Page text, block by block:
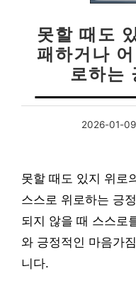
못할 때도
패하거나
로하는
2026-01-09
못할 때도 있지 위로
스스로 위로하는 긍
되지 않을 때 스스로
와 긍정적인 마음가
니다.